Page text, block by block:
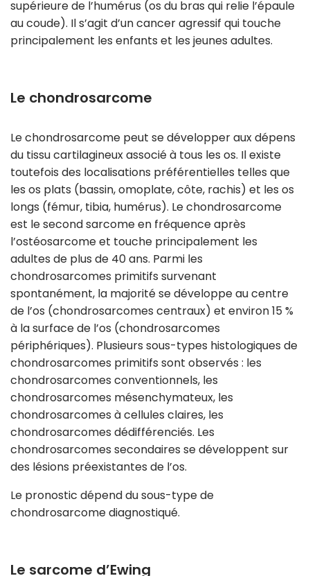
supérieure de l’humérus (os du bras qui relie l’épaule
au coude). Il s’agit d’un cancer agressif qui touche
principalement les enfants et les jeunes adultes.
Le chondrosarcome
Le chondrosarcome peut se développer aux dépens
du tissu cartilagineux associé à tous les os. Il existe
toutefois des localisations préférentielles telles que
les os plats (bassin, omoplate, côte, rachis) et les os
longs (fémur, tibia, humérus). Le chondrosarcome
est le second sarcome en fréquence après
l’ostéosarcome et touche principalement les
adultes de plus de 40 ans. Parmi les
chondrosarcomes primitifs survenant
spontanément, la majorité se développe au centre
de l’os (chondrosarcomes centraux) et environ 15 %
à la surface de l’os (chondrosarcomes
périphériques). Plusieurs sous-types histologiques de
chondrosarcomes primitifs sont observés : les
chondrosarcomes conventionnels, les
chondrosarcomes mésenchymateux, les
chondrosarcomes à cellules claires, les
chondrosarcomes dédifférenciés. Les
chondrosarcomes secondaires se développent sur
des lésions préexistantes de l’os.
Le pronostic dépend du sous-type de
chondrosarcome diagnostiqué.
Le sarcome d’Ewing